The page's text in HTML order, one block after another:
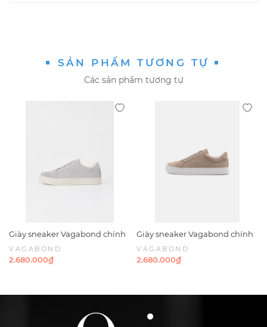
tưởng giữa thời trang và chức năng.
SẢN PHẨM TƯƠNG TỰ
Các sản phẩm tương tự
Giày sneaker Vagabond chính
hãng Paul 2.0 Suede Grey -
Xám da lộn
VAGABOND
2.680.000₫
Giày sneaker Vagabond chính
hãng Paul 2.0 Suede Taupe -
Nâu nhạt Da lộn
VAGABOND
2.680.000₫